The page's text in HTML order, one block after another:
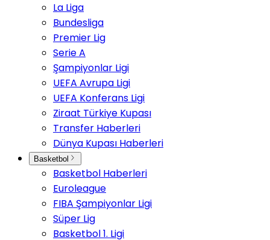
La Liga
Bundesliga
Premier Lig
Serie A
Şampiyonlar Ligi
UEFA Avrupa Ligi
UEFA Konferans Ligi
Ziraat Türkiye Kupası
Transfer Haberleri
Dünya Kupası Haberleri
Basketbol
Basketbol Haberleri
Euroleague
FIBA Şampiyonlar Ligi
Süper Lig
Basketbol 1. Ligi